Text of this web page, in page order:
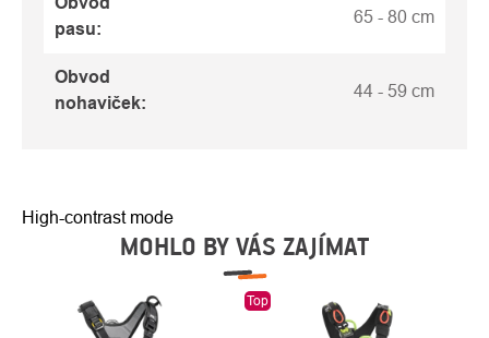
pasu:
65 - 80 cm
Obvod
nohaviček:
44 - 59 cm
High-contrast mode
MOHLO BY VÁS ZAJÍMAT
Top